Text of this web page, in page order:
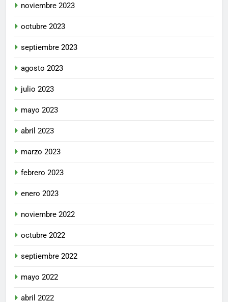
noviembre 2023
octubre 2023
septiembre 2023
agosto 2023
julio 2023
mayo 2023
abril 2023
marzo 2023
febrero 2023
enero 2023
noviembre 2022
octubre 2022
septiembre 2022
mayo 2022
abril 2022